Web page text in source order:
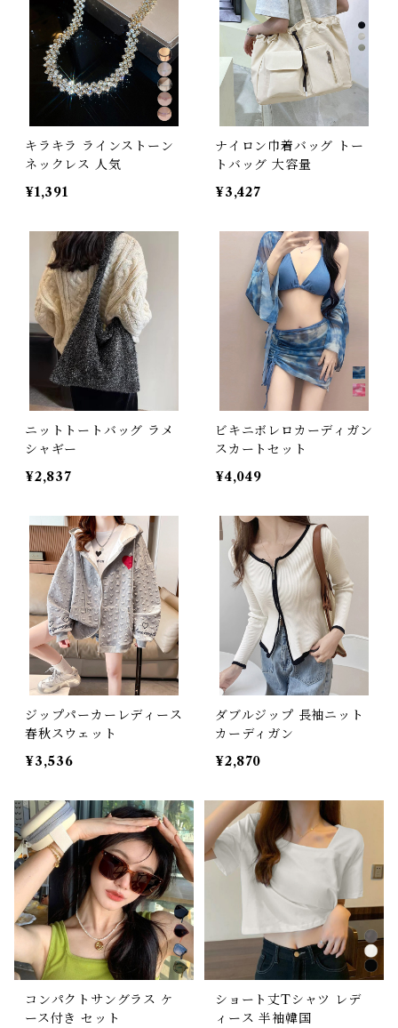
キラキラ ラインストーン
ネックレス 人気
¥1,391
ナイロン巾着バッグ トー
トバッグ 大容量
¥3,427
ニットトートバッグ ラメ
シャギー
¥2,837
ビキニボレロカーディガン
スカートセット
¥4,049
ジップパーカーレディース
春秋スウェット
¥3,536
ダブルジップ 長袖ニット
カーディガン
¥2,870
コンパクトサングラス ケ
ース付き セット
ショート丈Tシャツ レデ
ィース 半袖韓国